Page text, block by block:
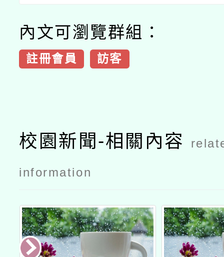
內文可瀏覽群組：
註冊會員 訪客
校園新聞-相關內容
information